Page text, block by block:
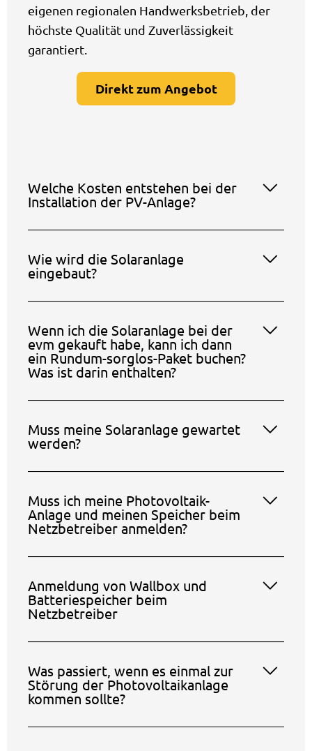
eigenen regionalen Handwerksbetrieb, der
höchste Qualität und Zuverlässigkeit
garantiert.
Direkt zum Angebot
Welche Kosten entstehen bei der
Installation der PV-Anlage?
Wie wird die Solaranlage
eingebaut?
Wenn ich die Solaranlage bei der
evm gekauft habe, kann ich dann
ein Rundum-sorglos-Paket buchen?
Was ist darin enthalten?
Muss meine Solaranlage gewartet
werden?
Muss ich meine Photovoltaik-
Anlage und meinen Speicher beim
Netzbetreiber anmelden?
Anmeldung von Wallbox und
Batteriespeicher beim
Netzbetreiber
Was passiert, wenn es einmal zur
Störung der Photovoltaikanlage
kommen sollte?